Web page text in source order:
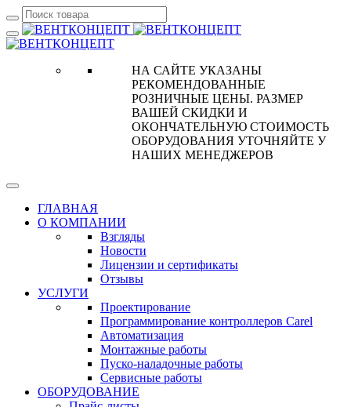
НА САЙТЕ УКАЗАНЫ
РЕКОМЕНДОВАННЫЕ
РОЗНИЧНЫЕ ЦЕНЫ. РАЗМЕР
ВАШЕЙ СКИДКИ И
ОКОНЧАТЕЛЬНУЮ СТОИМОСТЬ
ОБОРУДОВАНИЯ УТОЧНЯЙТЕ У
НАШИХ МЕНЕДЖЕРОВ
ГЛАВНАЯ
О КОМПАНИИ
Взгляды
Новости
Лицензии и сертификаты
Отзывы
УСЛУГИ
Проектирование
Программирование контроллеров Carel
Автоматизация
Монтажные работы
Пуско-наладочные работы
Сервисные работы
ОБОРУДОВАНИЕ